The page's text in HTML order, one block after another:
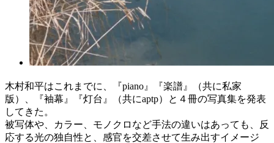
木村和平はこれまでに、『piano』『楽譜』（共に私家
版）、『袖幕』『灯台』（共にaptp）と４冊の写真集を発表
してきた。
被写体や、カラー、モノクロなど手法の違いはあっても、反
応する光の独自性と、感官を交差させて生み出すイメージ